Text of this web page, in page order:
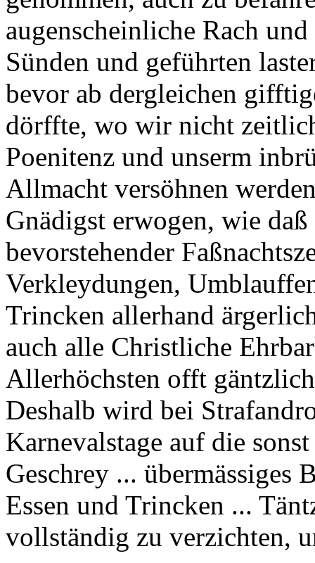
augenscheinliche Rach
Sünden und geführten
bevor ab dergleichen
dörffte, wo wir nicht
Poenitenz und unserm
Allmacht versöhnen
Gnädigst erwogen, wie
bevorstehender
Verkleydungen,
Trincken allerhand
auch alle Christliche
Allerhöchsten offt
Deshalb wird bei
Karnevalstage auf die
Geschrey ... übermässiges
Essen und Trincken ...
vollständig zu verzichten,